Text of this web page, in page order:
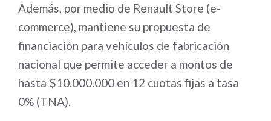
Además, por medio de Renault Store (e-
commerce), mantiene su propuesta de
financiación para vehículos de fabricación
nacional que permite acceder a montos de
hasta $10.000.000 en 12 cuotas fijas a tasa
0% (TNA).